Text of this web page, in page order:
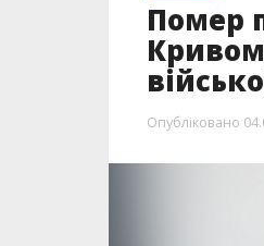
Помер
Опубліковано